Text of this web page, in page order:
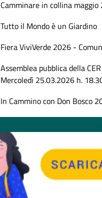
Camminare in collina maggio
Tutto il Mondo è un Giardino
Fiera ViviVerde 2026 -
Assemblea pubblica della
Mercoledì 25.03.2026 h.
In Cammino con Don Bosco